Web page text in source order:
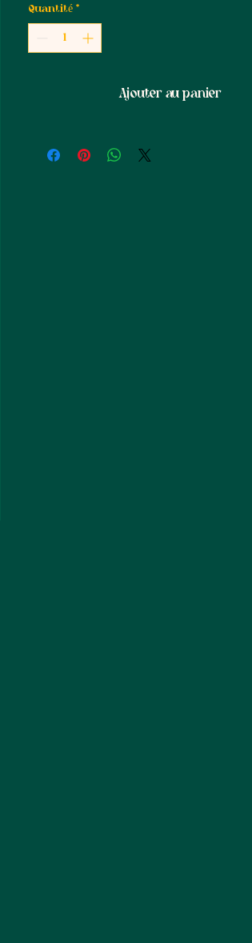
Quantité *
Ajouter au panier